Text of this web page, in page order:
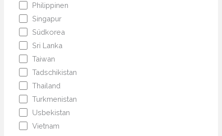
Philippinen
Singapur
Südkorea
Sri Lanka
Taiwan
Tadschikistan
Thailand
Turkmenistan
Usbekistan
Vietnam